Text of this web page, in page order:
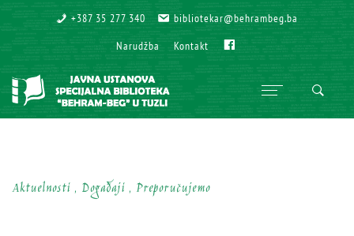
+387 35 277 340
+387 35 277 340 bibliotekar@behrambeg.ba
bibliotekar@behrambeg.ba
Narudžba
Narudžba Kontakt
Kontakt
Aktuelnosti , Događaji , Preporučujemo